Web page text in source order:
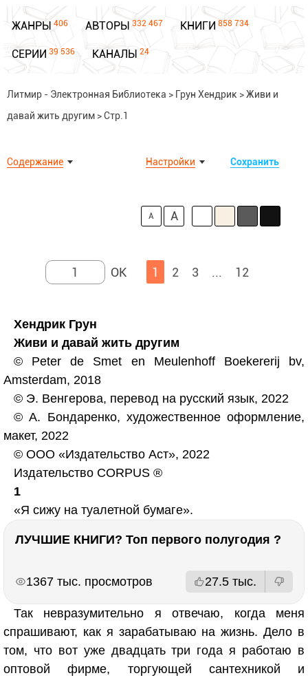
ЖАНРЫ 406 АВТОРЫ 332 467 КНИГИ 858 734
СЕРИИ 39 536 КАНАЛЫ 24
Литмир - Электронная Библиотека > Грун Хендрик >Живи и
давай жить другим >Стр.1
Содержание Сохранить
Настройки
A A
1 2 3 ... 12
Хендрик Грун
Живи и давай жить другим
© Peter de Smet en Meulenhoff Boekererij bv,
Amsterdam, 2018
© Э. Венгерова, перевод на русский язык, 2022
© А. Бондаренко, художественное оформление,
макет, 2022
© ООО «Издательство Аст», 2022
Издательство CORPUS ®
1
«Я сижу на туалетной бумаге».
ЛУЧШИЕ КНИГИ? Топ первого полугодия ?
1367 тыс. просмотров 27.5 тыс.
Так невразумительно я отвечаю, когда меня
спрашивают, как я зарабатываю на жизнь. Дело в
том, что вот уже двадцать три года я работаю в
оптовой фирме, торгующей сантехникой и